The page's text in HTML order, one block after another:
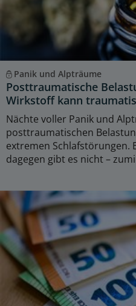
Panik und Alpträume
Posttraumatische
Wirkstoff kann
Nächte voller Panik und
posttraumatischen
extremen Schlafstörungen.
dagegen gibt es nicht –